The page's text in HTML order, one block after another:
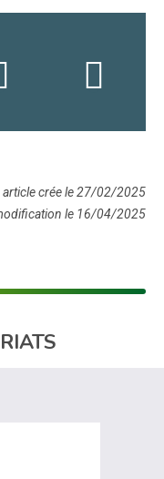
article crée le 27/02/2025
le 16/04/2025